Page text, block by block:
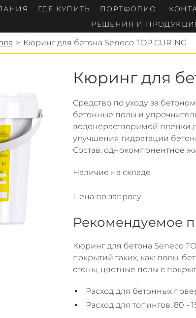
ГДЕ КУПИТЬ ПОРТФОЛИО
РЕШЕНИЯ И
> Кюринг для бетона Seneco TOP CURING
Кюринг для
Средство по уходу за
бетонные полы и
водонерастворимой пленки
улучшения гидратации
Состав: однокомпонентное
Наличие на складе
Цена по запросу
Рекомендуемое
Кюринг для бетона Seneco
покрытий таких, как: полы,
стены, цветные полы с
Расход для бетонных
Расход для топингов: 80 -